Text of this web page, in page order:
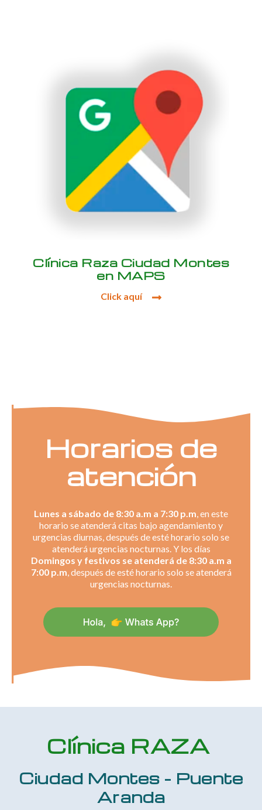
Clínica Raza Ciudad Montes
en MAPS
Click aquí
Horarios de
atención
Lunes a sábado de 8:30 a.m a 7:30 p.m, en este
horario se atenderá citas bajo agendamiento y
urgencias diurnas, después de esté horario solo se
atenderá urgencias nocturnas. Y los días
Domingos y festivos se atenderá de 8:30 a.m a
7:00 p.m, después de esté horario solo se atenderá
urgencias nocturnas.
Clínica RAZA
Ciudad Montes - Puente
Aranda